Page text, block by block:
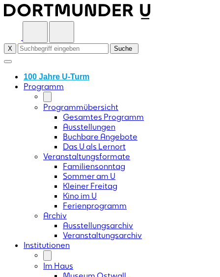
Skip
to
X Suche
100 Jahre U-Turm
Programm
Programmübersicht
Gesamtes Programm
Ausstellungen
Buchbare Angebote
Das U als Lernort
Veranstaltungsformate
Familiensonntag
Sommer am U
Kleiner Freitag
Kino im U
Ferienprogramm
Archiv
Ausstellungsarchiv
Veranstaltungsarchiv
Institutionen
Im Haus